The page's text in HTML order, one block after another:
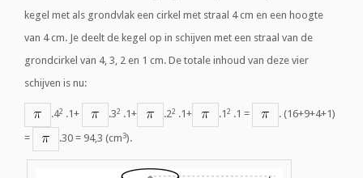
kegel met als grondvlak een cirkel met straal 4 cm en een hoogte
van 4 cm. Je deelt de kegel op in schijven met een straal van de
grondcirkel van 4, 3, 2 en 1 cm. De totale inhoud van deze vier
schijven is nu:
.42 .1+ .32 .1+ .22 .1+ .12 .1 =
. (16+9+4+1)
=
.30 = 94,3 (cm3).